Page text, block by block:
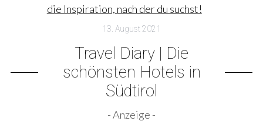
13. August 2021
Travel Diary | Die
schönsten Hotels in
Südtirol
- Anzeige -